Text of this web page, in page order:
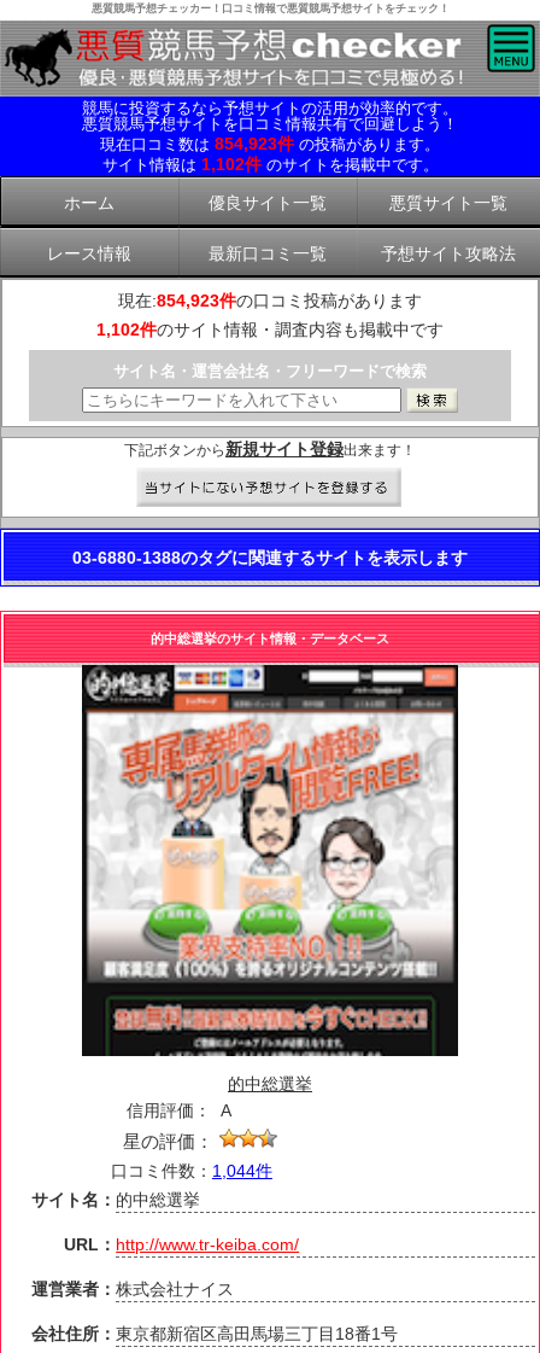
悪質競馬予想チェッカー！口コミ情報で悪質競馬予想サイトをチェック！
競馬に投資するなら予想サイトの活用が効率的です。
悪質競馬予想サイトを口コミ情報共有で回避しよう！
現在口コミ数は 854,923件 の投稿があります。
サイト情報は 1,102件 のサイトを掲載中です。
ホーム 優良サイト一覧 悪質サイト一覧
レース情報 最新口コミ一覧 予想サイト攻略法
現在:854,923件の口コミ投稿があります
1,102件のサイト情報・調査内容も掲載中です
サイト名・運営会社名・フリーワードで検索
下記ボタンから 新規サイト登録出来ます！
03-6880-1388のタグに関連するサイトを表示します
的中総選挙のサイト情報・データベース
的中総選挙
信用評価：
A
星の評価：
口コミ件数： 1,044件
サイト名： 的中総選挙
URL： http://www.tr-keiba.com/
運営業者：株式会社ナイス
会社住所：東京都新宿区高田馬場三丁目18番1号